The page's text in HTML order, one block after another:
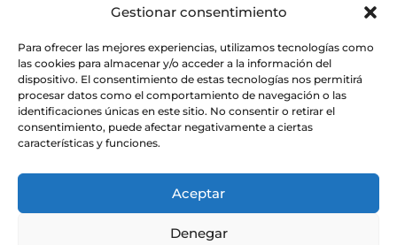
Gestionar consentimiento
Para ofrecer las mejores experiencias, utilizamos tecnologías como
las cookies para almacenar y/o acceder a la información del
dispositivo. El consentimiento de estas tecnologías nos permitirá
procesar datos como el comportamiento de navegación o las
identificaciones únicas en este sitio. No consentir o retirar el
consentimiento, puede afectar negativamente a ciertas
características y funciones.
Aceptar
Denegar
Oficina internacional